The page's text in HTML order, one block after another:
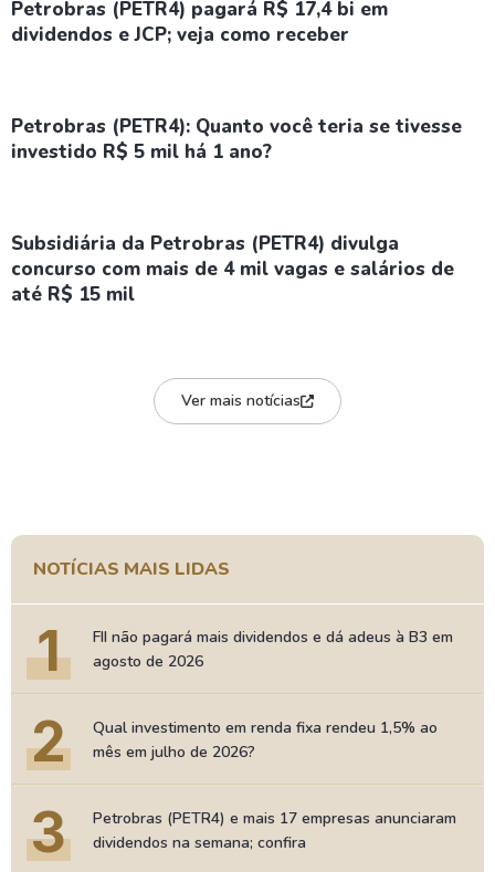
Petrobras (PETR4) pagará R$ 17,4 bi em
dividendos e JCP; veja como receber
Petrobras (PETR4): Quanto você teria se tivesse
investido R$ 5 mil há 1 ano?
Subsidiária da Petrobras (PETR4) divulga
concurso com mais de 4 mil vagas e salários de
até R$ 15 mil
Ver mais notícias
NOTÍCIAS MAIS LIDAS
1
FII não pagará mais dividendos e dá adeus à B3 em
agosto de 2026
2
Qual investimento em renda fixa rendeu 1,5% ao
mês em julho de 2026?
3
Petrobras (PETR4) e mais 17 empresas anunciaram
dividendos na semana; confira